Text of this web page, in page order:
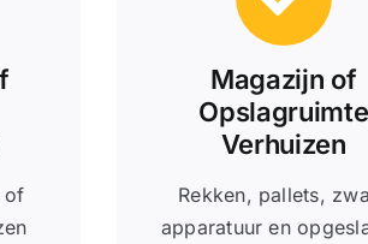
of
Magazijn of
Opslagruimte
Verhuizen
Rekken, pallets,
apparatuur en